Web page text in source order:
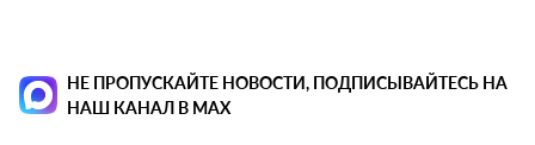
НЕ ПРОПУСКАЙТЕ НОВОСТИ, ПОДПИСЫВАЙТЕСЬ НА
НАШ КАНАЛ В MAX